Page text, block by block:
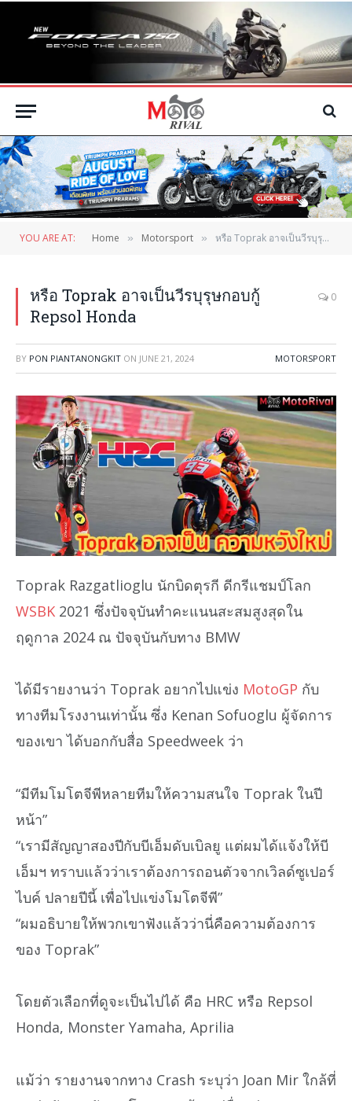
YOU ARE AT: Home » Motorsport » หรือ Toprak อาจเป็นวีรบุรุษกอบกู้ Repsol Honda
หรือ Toprak อาจเป็นวีรบุรุษกอบกู้
Repsol Honda
0
BY PON PIANTANONGKIT ON JUNE 21, 2024 MOTORSPORT
Toprak Razgatlioglu นักบิดตุรกี ดีกรีแชมป์โลก
WSBK 2021 ซึ่งปัจจุบันทำคะแนนสะสมสูงสุดใน
ฤดูกาล 2024 ณ ปัจจุบันกับทาง BMW
ได้มีรายงานว่า Toprak อยากไปแข่ง MotoGP กับ
ทางทีมโรงงานเท่านั้น ซึ่ง Kenan Sofuoglu ผู้จัดการ
ของเขา ได้บอกกับสื่อ Speedweek ว่า
“มีทีมโมโตจีพีหลายทีมให้ความสนใจ Toprak ในปี
หน้า”
“เรามีสัญญาสองปีกับบีเอ็มดับเบิลยู แต่ผมได้แจ้งให้บี
เอ็มฯ ทราบแล้วว่าเราต้องการถอนตัวจากเวิลด์ซูเปอร์
ไบค์ ปลายปีนี้ เพื่อไปแข่งโมโตจีพี”
“ผมอธิบายให้พวกเขาฟังแล้วว่านี่คือความต้องการ
ของ Toprak”
โดยตัวเลือกที่ดูจะเป็นไปได้ คือ HRC หรือ Repsol
Honda, Monster Yamaha, Aprilia
แม้ว่า รายงานจากทาง Crash ระบุว่า Joan Mir ใกล้ที่